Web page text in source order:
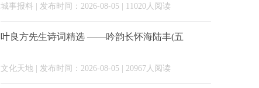
城事报料 | 发布时间：2026-08-05 | 11020人阅读
叶良方先生诗词精选 ——吟韵长怀海陆丰(五
文化天地 | 发布时间：2026-08-05 | 20967人阅读